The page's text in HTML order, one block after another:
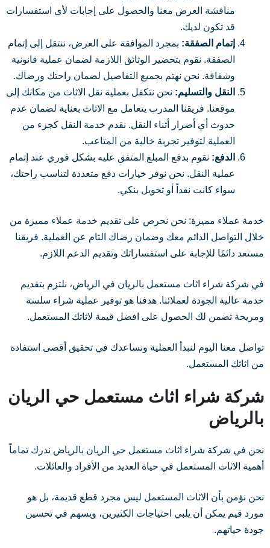
مناقشة العرض معنا والحصول على إجابات لأي استفسارات
قد تكون لديك.
إتمام الصفقة:بمجرد الموافقة على العرض، ننتقل إلى إتمام
الصفقة. نقوم بتحضير الوثائق اللازمة لضمان عملية قانونية
وشفافة. نحن نهتم بجميع التفاصيل لضمان راحتك ورضاك.
النقل والتسليم:نحن نتكفل بعملية نقل الاثاث من مكانك إلى
موقعنا. فريقنا المدرب يتعامل مع الاثاث بعناية لضمان عدم
حدوث أي أضرار أثناء النقل. نقدم خدمة النقل كجزء من
العملية لتوفير تجربة خالية من المتاعب.
الدفع:نقوم بدفع المبلغ المتفق عليه بشكل فوري عند إتمام
عملية النقل. نحن نوفر خيارات دفع متعددة لتناسب راحتك،
سواء كانت نقداً أو تحويل بنكي.
خدمة عملاء مميزة: نحن نحرص على تقديم خدمة عملاء مميزة من
خلال التواصل الدائم معك وضمان رضاك التام عن العملية. فريقنا
مستعد دائمًا للإجابة على استفساراتك وتقديم الدعم اللازم.
في شركة شراء اثاث مستعمل بالريان في الرياض، نلتزم بتقديم
خدمة عالية الجودة لعملائنا. هدفنا هو توفير عملية شراء سلسة
ومريحة تضمن لك الحصول على افضل قيمة لاثاثك المستعمل.
تواصل معنا اليوم لنبدأ العملية ونساعدك في تحقيق أقصى استفادة
من اثاثك المستعمل.
شركة شراء اثاث مستعمل حي الريان
بالرياض
نحن في شركة شراء اثاث مستعمل حي الريان بالرياض ندرك تماماً
أهمية الاثاث المستعمل في حياة العديد من الأفراد والعائلات.
نحن نؤمن بأن الاثاث المستعمل ليس مجرد قطع قديمة، بل هو
مورد قيم يمكن أن يلبي احتياجات الكثيرين، ويسهم في تحسين
جودة حياتهم.